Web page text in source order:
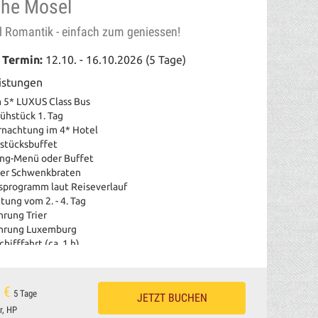
Mosel
Romantik - einfach zum geniessen!
12.10. - 16.10.2026 (5 Tage)
LUXUS Class Bus
1. Tag
im 4* Hotel
Menü oder Buffet
Schwenkbraten
laut Reiseverlauf
vom 2. - 4. Tag
Trier
Luxemburg
(ca. 1 h)
€ 5 Tage
HP
JETZT BUCHEN